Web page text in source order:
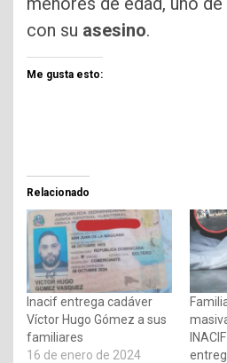
con su asesino.
Me gusta esto:
Relacionado
Inacif entrega cadáver
Víctor Hugo Gómez a sus
familiares
16 de enero de 2024